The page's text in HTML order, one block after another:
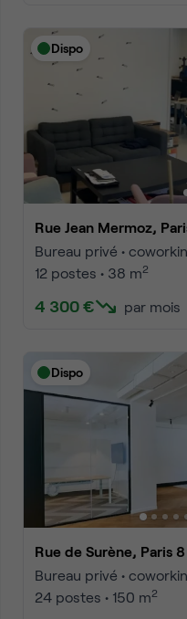
Dispo
Rue Jean Mermoz,
Bureau privé •
12 postes • 38 m2
4 300 € par mois
Dispo
Rue de Surène, Paris 8
Bureau privé •
24 postes • 150 m2